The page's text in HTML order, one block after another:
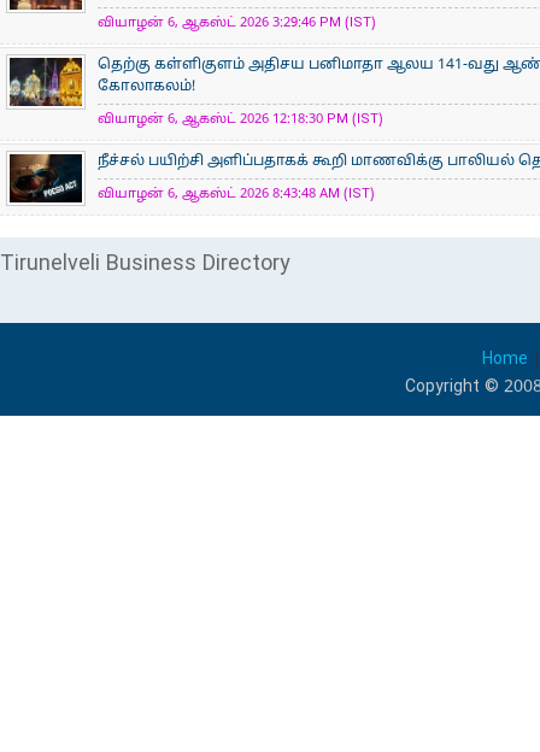
வியாழன் 6, ஆகஸ்ட் 2026 3:29:46 PM (IST)
தெற்கு கள்ளிகுளம் அதிசய பனிமாதா ஆலய 141-வது
கோலாகலம்!
வியாழன் 6, ஆகஸ்ட் 2026 12:18:30 PM (IST)
நீச்சல் பயிற்சி அளிப்பதாகக் கூறி மாணவிக்கு
வியாழன் 6, ஆகஸ்ட் 2026 8:43:48 AM (IST)
Tirunelveli Business Directory
Home
Copyright ©